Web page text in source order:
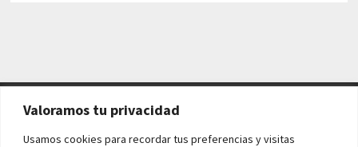
Valoramos tu privacidad
Usamos cookies para recordar tus preferencias y visitas
AVISO LEGAL Y POLÍTICAS